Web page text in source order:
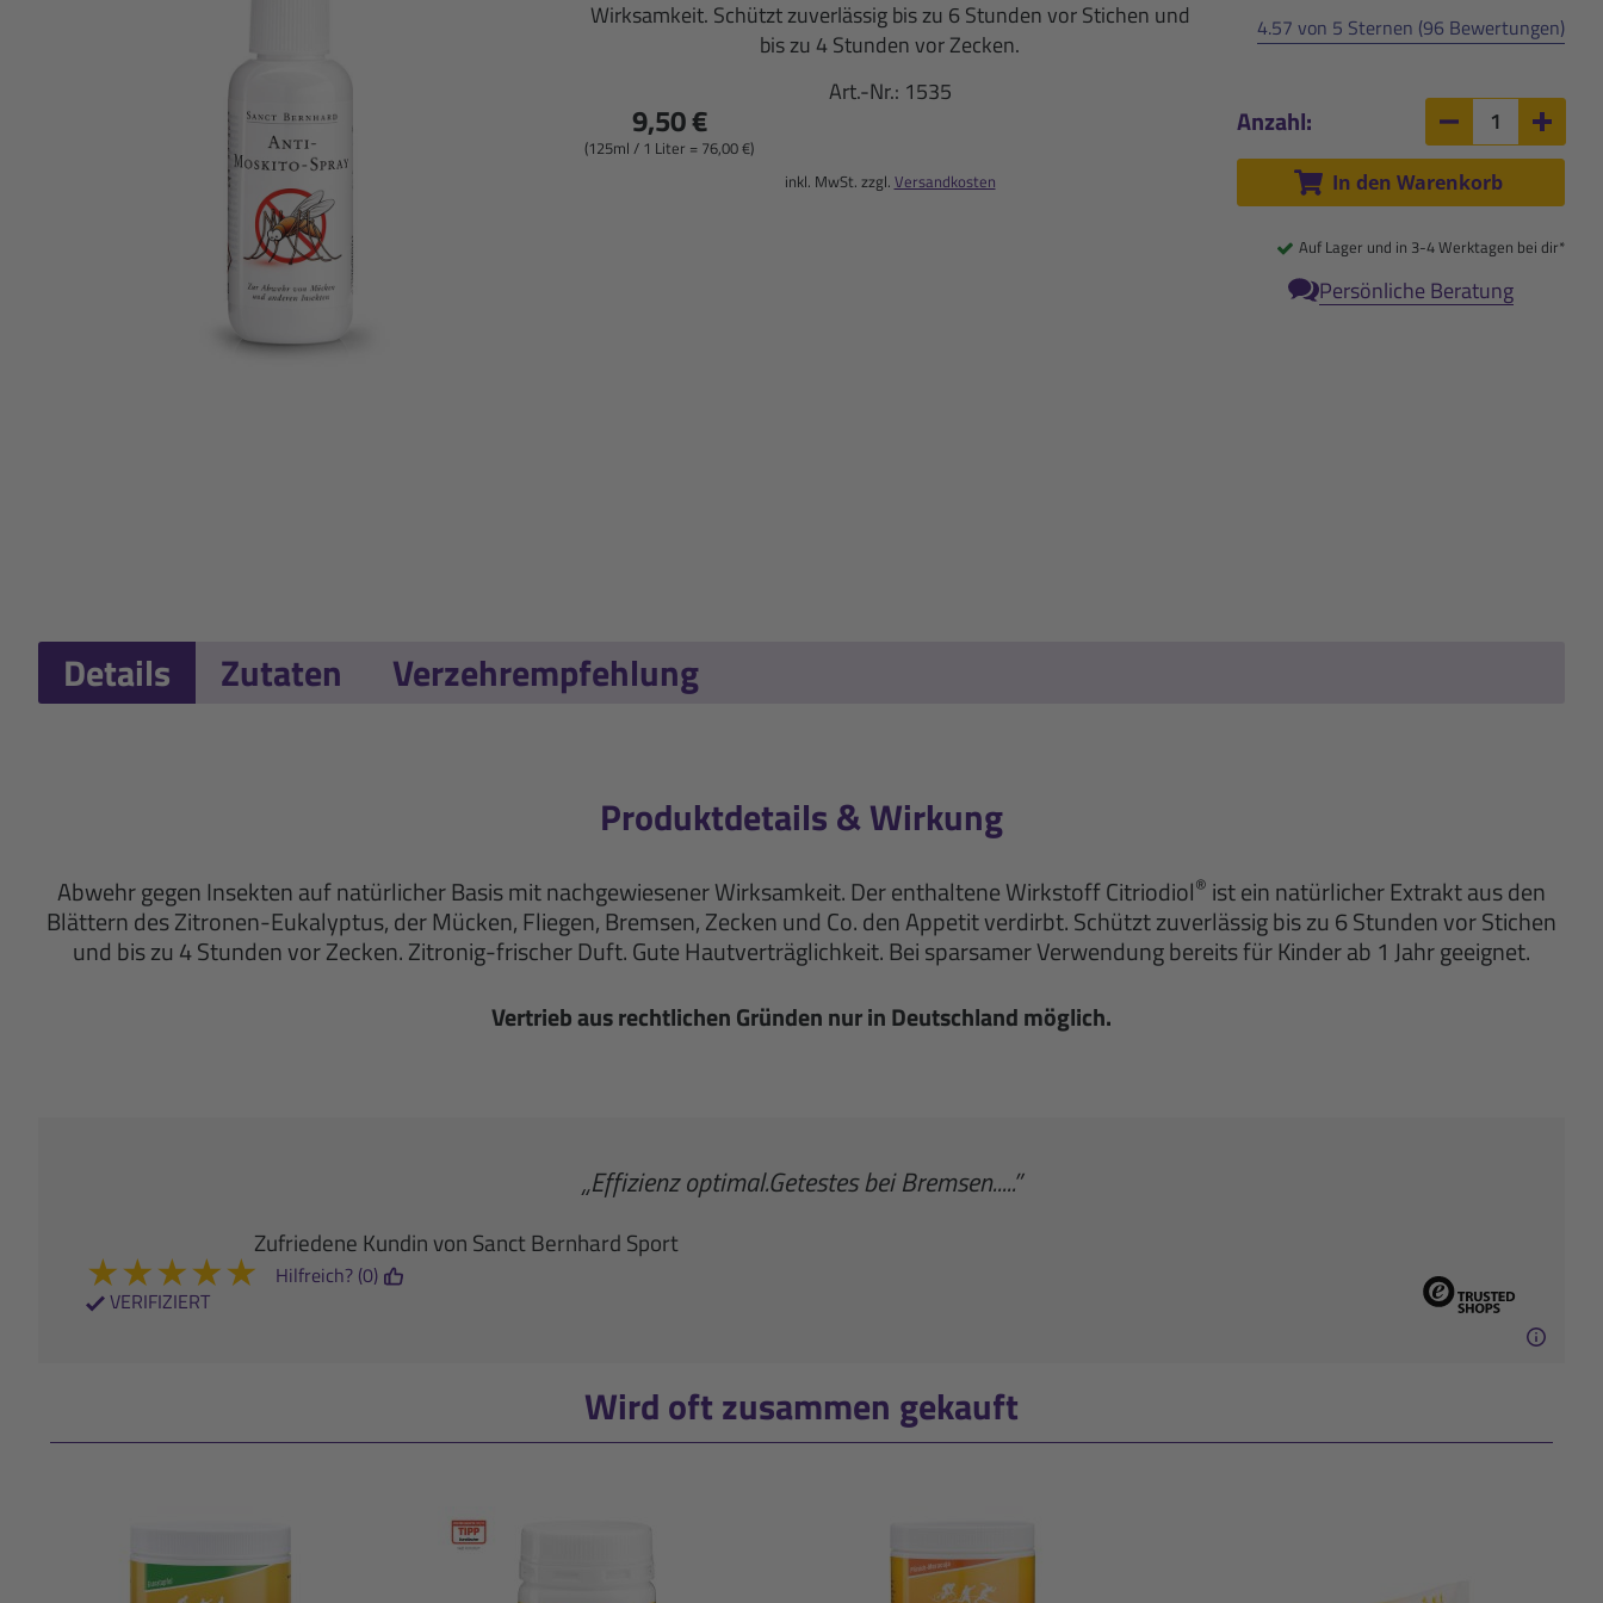
Wirksamkeit. Schützt zuverlässig bis zu 6 Stunden vor Stichen und
bis zu 4 Stunden vor Zecken.
Art.-Nr.: 1535
9,50 €
(125ml / 1 Liter = 76,00 €)
inkl. MwSt. zzgl. Versandkosten
4.57 von 5 Sternen (96 Bewertungen)
Anzahl: Anzahl um 1
In den Warenkorb
Auf Lager und in 3-4 Werktagen bei dir*
Persönliche Beratung
Details Zutaten Verzehrempfehlung
Produktdetails & Wirkung
Abwehr gegen Insekten auf natürlicher Basis mit nachgewiesener Wirksamkeit. Der enthaltene Wirkstoff Citriodiol® ist ein natürlicher Extrakt aus den
Blättern des Zitronen-Eukalyptus, der Mücken, Fliegen, Bremsen, Zecken und Co. den Appetit verdirbt. Schützt zuverlässig bis zu 6 Stunden vor Stichen
und bis zu 4 Stunden vor Zecken. Zitronig-frischer Duft. Gute Hautverträglichkeit. Bei sparsamer Verwendung bereits für Kinder ab 1 Jahr geeignet.
Vertrieb aus rechtlichen Gründen nur in Deutschland möglich.
„Effizienz optimal.Getestes bei Bremsen.....”
Zufriedene Kundin von Sanct Bernhard Sport
★★★★★
VERIFIZIERT
Hilfreich? (0)
Wird oft zusammen gekauft